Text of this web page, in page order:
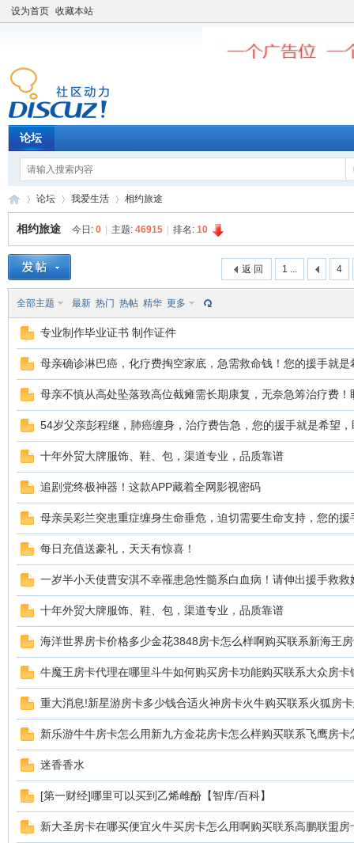
设为首页 收藏本站
论坛
»
论坛
›
我爱生活 相约旅途
相约旅途 今日: 0 主题: 46915 排名: 10
1 ... 4
返 回
全部主题 最新 热门 热帖 精华 更多
专业制作毕业证书 制作证件
母亲确诊淋巴癌，化疗费掏空家底，急需救命钱！您的援手就是
母亲不慎从高处坠落致高位截瘫需长期康复，无奈急筹治疗费！
54岁父亲彭程继，肺癌缠身，治疗费告急，您的援手就是希望，
十年外贸大牌服饰、鞋、包，渠道专业，品质靠谱
追剧党终极神器！这款APP藏着全网影视密码
母亲吴彩兰突患重症缠身生命垂危，迫切需要生命支持，您的援
每日充值送豪礼，天天有惊喜！
一岁半小天使曹安淇不幸罹患急性髓系白血病！请伸出援手救救
十年外贸大牌服饰、鞋、包，渠道专业，品质靠谱
海洋世界房卡价格多少金花3848房卡怎么样啊购买联系新海王
牛魔王房卡代理在哪里斗牛如何购买房卡功能购买联系大众房
重大消息!新星游房卡多少钱合适火神房卡火牛购买联系火狐房
新乐游牛牛房卡怎么用新九方金花房卡怎么样购买联系飞鹰房
迷香香水
[第一财经]哪里可以买到乙烯雌酚【智库/百科】
新大圣房卡在哪买便宜火牛买房卡怎么用啊购买联系高鹏联盟